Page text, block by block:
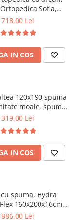
Sofia,
fermitate
iarna, sistem
cu butoni, Saltex
718,00 Lei
IN COS
120x190 spuma
moale, spuma
husa fixa
319,00 Lei
IN COS
spuma, Hydra
160x200x16cm,
mediu spre tare,
886,00 Lei